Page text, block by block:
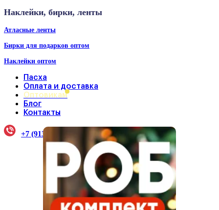
Наклейки, бирки, ленты
Атласные ленты
Бирки для подарков оптом
Наклейки оптом
Пасха
Оплата и доставка
Оптовикам
Блог
Контакты
+7 (913) 922-33-38